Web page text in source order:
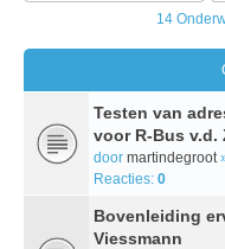
14
Testen van
voor R-Bus v.d.
door martindegroot
Reacties: 0
Bovenleiding
Viessmann